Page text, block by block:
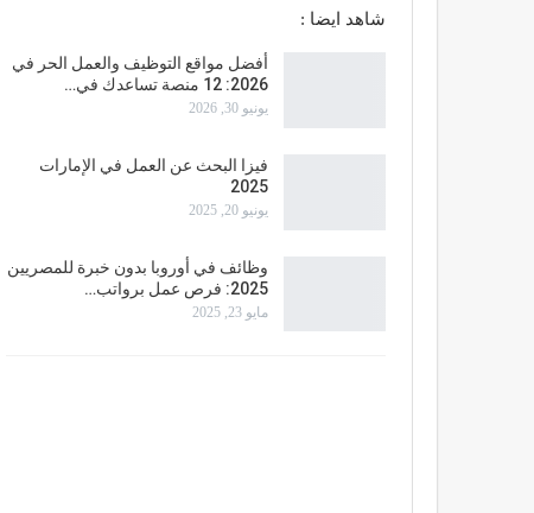
شاهد ايضا :
أفضل مواقع التوظيف والعمل الحر في
2026: 12 منصة تساعدك في…
يونيو 30, 2026
فيزا البحث عن العمل في الإمارات
2025
يونيو 20, 2025
وظائف في أوروبا بدون خبرة للمصريين
2025: فرص عمل برواتب…
مايو 23, 2025